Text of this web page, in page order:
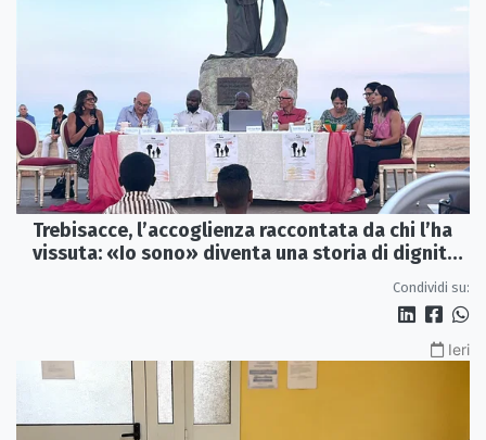
Trebisacce, l’accoglienza raccontata da chi l’ha
vissuta: «Io sono» diventa una storia di dignità
Condividi su:
Ieri